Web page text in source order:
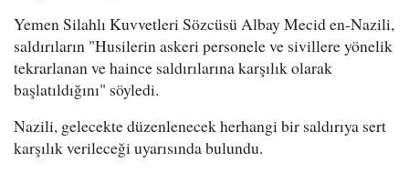
Yemen Silahlı Kuvvetleri Sözcüsü Albay Mecid en-Nazili,
saldırıların "Husilerin askeri personele ve sivillere yönelik
tekrarlanan ve haince saldırılarına karşılık olarak
başlatıldığını" söyledi.
Nazili, gelecekte düzenlenecek herhangi bir saldırıya sert
karşılık verileceği uyarısında bulundu.